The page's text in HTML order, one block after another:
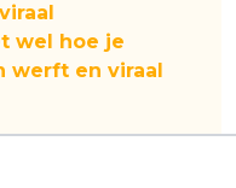
wel hoe je
werft en viraal